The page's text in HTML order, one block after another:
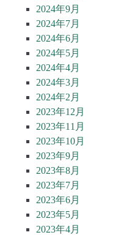
2024年9月
2024年7月
2024年6月
2024年5月
2024年4月
2024年3月
2024年2月
2023年12月
2023年11月
2023年10月
2023年9月
2023年8月
2023年7月
2023年6月
2023年5月
2023年4月